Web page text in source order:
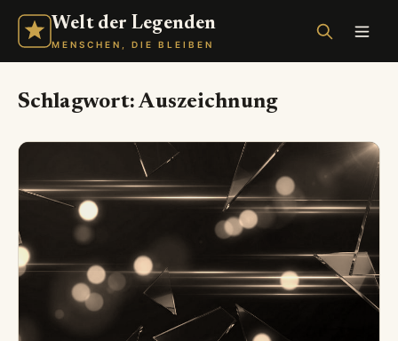
Welt der Legenden
MENSCHEN, DIE BLEIBEN
Schlagwort:Auszeichnung